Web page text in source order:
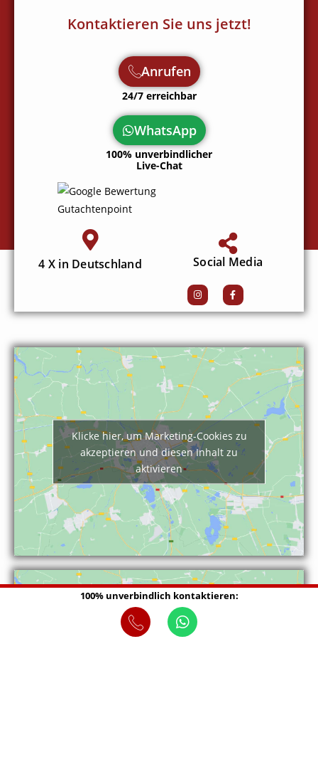
Kontaktieren Sie uns jetzt!
Anrufen
24/7 erreichbar
WhatsApp
100% unverbindlicher
Live-Chat
4 X in Deutschland Social Media
Klicke hier, um Marketing-Cookies zu
akzeptieren und diesen Inhalt zu
aktivieren
100% unverbindlich kontaktieren: